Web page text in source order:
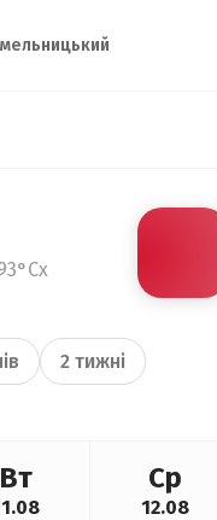
2 тижні
Вт Ср
12.08